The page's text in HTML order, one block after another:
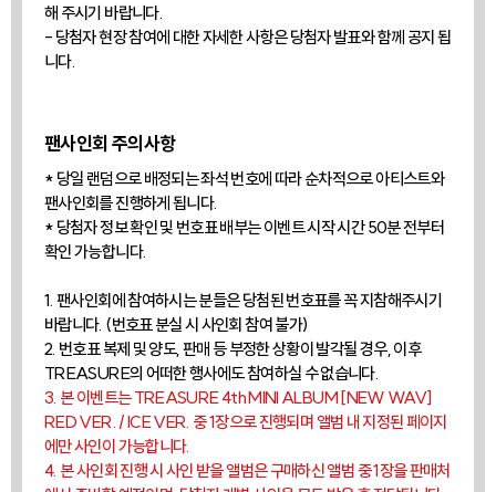
해 주시기 바랍니다.
- 당첨자 현장 참여에 대한 자세한 사항은 당첨자 발표와 함께 공지 됩
니다.
팬사인회 주의사항
* 당일 랜덤으로 배정되는 좌석 번호에 따라 순차적으로 아티스트와
팬사인회를 진행하게 됩니다.
* 당첨자 정보 확인 및 번호표 배부는 이벤트 시작 시간 50분 전부터
확인 가능합니다.
1. 팬사인회에 참여하시는 분들은 당첨된 번호표를 꼭 지참해주시기
바랍니다. (번호표 분실 시 사인회 참여 불가)
2. 번호표 복제 및 양도, 판매 등 부정한 상황이 발각될 경우, 이후
TREASURE의 어떠한 행사에도 참여하실 수 없습니다.
3. 본 이벤트는 TREASURE 4th MINI ALBUM [NEW WAV]
RED VER. / ICE VER. 중 1장으로 진행되며 앨범 내 지정된 페이지
에만 사인이 가능합니다.
4. 본 사인회 진행 시 사인 받을 앨범은 구매하신 앨범 중 1장을 판매처